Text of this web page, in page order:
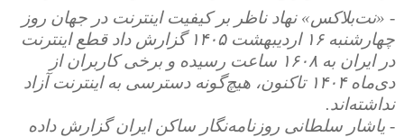
- «نت‌بلاکس» نهاد ناظر بر کیفیت اینترنت در جهان روز
چهارشنبه ۱۶ اردیبهشت ۱۴۰۵ گزارش داد قطع اینترنت
در ایران به ۱۶۰۸ ساعت رسیده و برخی کاربران از
دی‌ماه ۱۴۰۴ تاکنون، هیچ‌گونه دسترسی به اینترنت آزاد
نداشته‌اند.
- یاشار سلطانی روزنامه‌نگار ساکن ایران گزارش داده